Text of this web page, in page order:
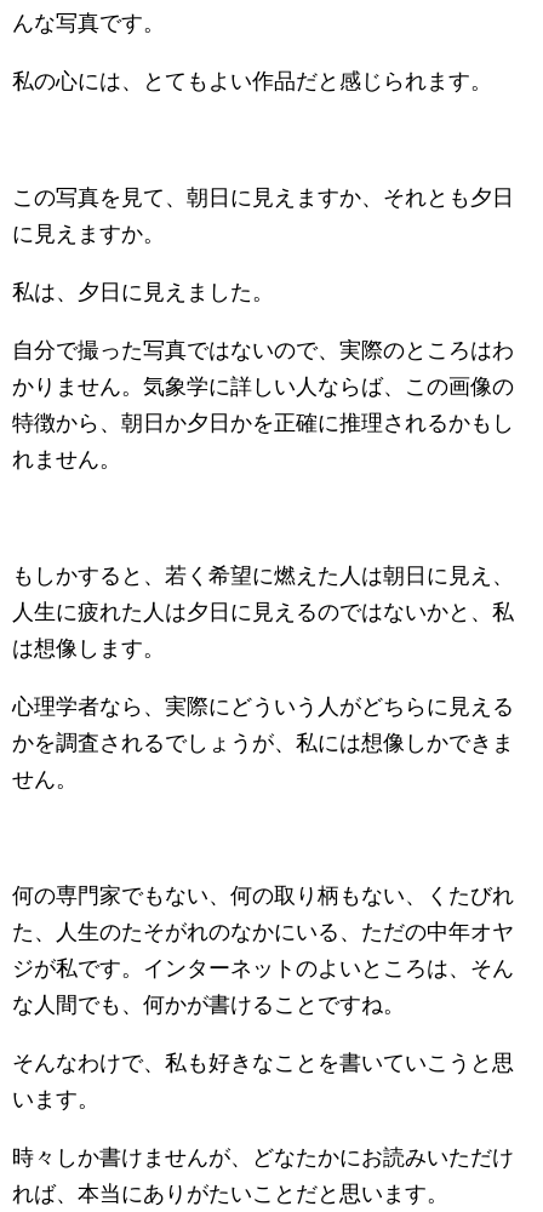
んな写真です。
私の心には、とてもよい作品だと感じられます。
この写真を見て、朝日に見えますか、それとも夕日
に見えますか。
私は、夕日に見えました。
自分で撮った写真ではないので、実際のところはわ
かりません。気象学に詳しい人ならば、この画像の
特徴から、朝日か夕日かを正確に推理されるかもし
れません。
もしかすると、若く希望に燃えた人は朝日に見え、
人生に疲れた人は夕日に見えるのではないかと、私
は想像します。
心理学者なら、実際にどういう人がどちらに見える
かを調査されるでしょうが、私には想像しかできま
せん。
何の専門家でもない、何の取り柄もない、くたびれ
た、人生のたそがれのなかにいる、ただの中年オヤ
ジが私です。インターネットのよいところは、そん
な人間でも、何かが書けることですね。
そんなわけで、私も好きなことを書いていこうと思
います。
時々しか書けませんが、どなたかにお読みいただけ
れば、本当にありがたいことだと思います。